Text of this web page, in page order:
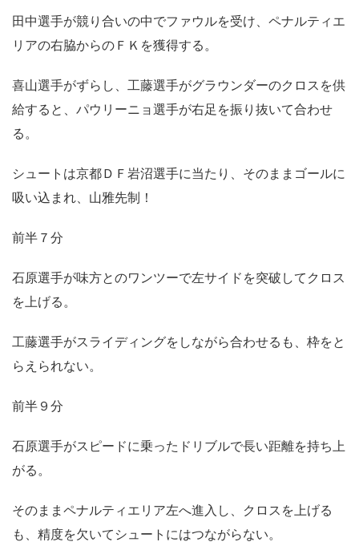
田中選手が競り合いの中でファウルを受け、ペナルティエ
リアの右脇からのＦＫを獲得する。
喜山選手がずらし、工藤選手がグラウンダーのクロスを供
給すると、パウリーニョ選手が右足を振り抜いて合わせ
る。
シュートは京都ＤＦ岩沼選手に当たり、そのままゴールに
吸い込まれ、山雅先制！
前半７分
石原選手が味方とのワンツーで左サイドを突破してクロス
を上げる。
工藤選手がスライディングをしながら合わせるも、枠をと
らえられない。
前半９分
石原選手がスピードに乗ったドリブルで長い距離を持ち上
がる。
そのままペナルティエリア左へ進入し、クロスを上げる
も、精度を欠いてシュートにはつながらない。